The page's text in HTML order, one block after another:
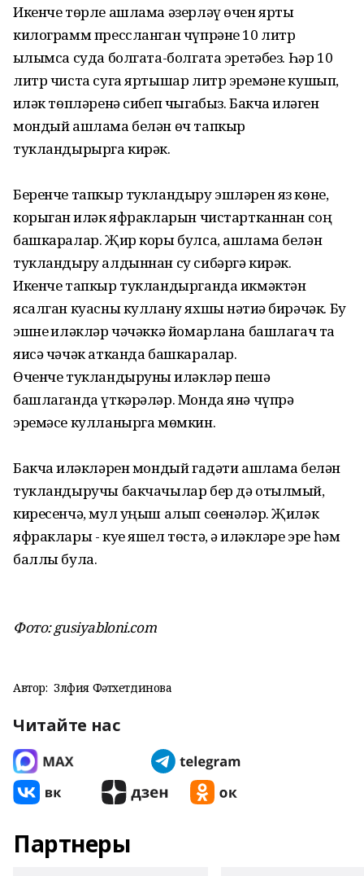
Икенче төрле ашлама әзерләү өчен ярты
килограмм прессланган чүпрәне 10 литр
җылымса суда болгата-болгата эретәбез. Һәр 10
литр чиста суга яртышар литр эремәне кушып,
җиләк төпләренә сибеп чыгабыз. Бакча җиләген
мондый ашлама белән өч тапкыр
тукландырырга кирәк.
Беренче тапкыр тукландыру эшләрен яз көне,
корыган җиләк яфракларын чистартканнан соң
башкаралар. Җир коры булса, ашлама белән
тукландыру алдыннан су сибәргә кирәк.
Икенче тапкыр тукландырганда икмәктән
ясалган куасны куллану яхшы нәтиҗә бирәчәк. Бу
эшне җиләкләр чәчәккә йомарлана башлагач та
яисә чәчәк атканда башкаралар.
Өченче тукландыруны җиләкләр пешә
башлаганда үткәрәләр. Монда янә чүпрә
эремәсе кулланырга мөмкин.
Бакча җиләкләрен мондый гадәти ашлама белән
тукландыручы бакчачылар бер дә отылмый,
киресенчә, мул уңыш алып сөенәләр. Җиләк
яфраклары - куе яшел төстә, ә җиләкләре эре һәм
баллы була.
Фото: gusiyabloni.com
Автор: Зөлфия Фәтхетдинова
Читайте нас
Партнеры